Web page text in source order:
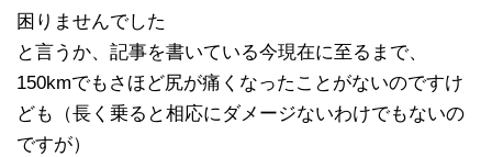
困りませんでした
と言うか、記事を書いている今現在に至るまで、
150kmでもさほど尻が痛くなったことがないのですけ
ども（長く乗ると相応にダメージないわけでもないの
ですが）